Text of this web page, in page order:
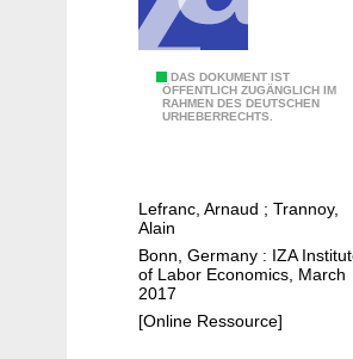
n
r
n
i
n
g
DAS DOKUMENT IST
ÖFFENTLICH ZUGÄNGLICH IM
RAHMEN DES DEUTSCHEN
URHEBERRECHTS.
i
t
y
o
f
Lefranc, Arnaud ; Trannoy,
Alain
Bonn, Germany : IZA
of Labor Economics, March
2017
[Online Ressource]